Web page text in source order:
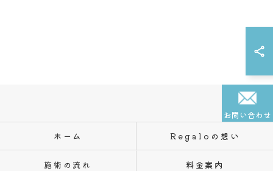
お問い合わせ
ホーム
Regaloの想い
施術の流れ 料金案内